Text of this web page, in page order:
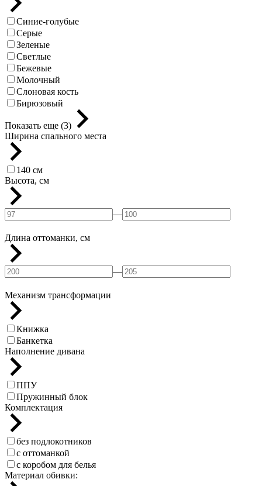
Синие-голубые
Серые
Зеленые
Светлые
Бежевые
Молочный
Слоновая кость
Бирюзовый
Показать еще (3)
Ширина спального места
140 см
Высота, см
—
Длина оттоманки, см
—
Механизм трансформации
Книжка
Банкетка
Наполнение дивана
ППУ
Пружинный блок
Комплектация
без подлокотников
с оттоманкой
с коробом для белья
Материал обивки: